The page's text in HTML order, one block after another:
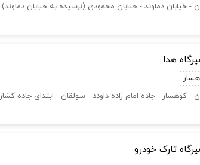
- خیابان دماوند - خیابان محمودی (نرسیده به خیابان دماوند)
هدا
- کوهسار - جاده امام زاده داودد - سولقان - ابتدای جاده کشار
تارک خودرو